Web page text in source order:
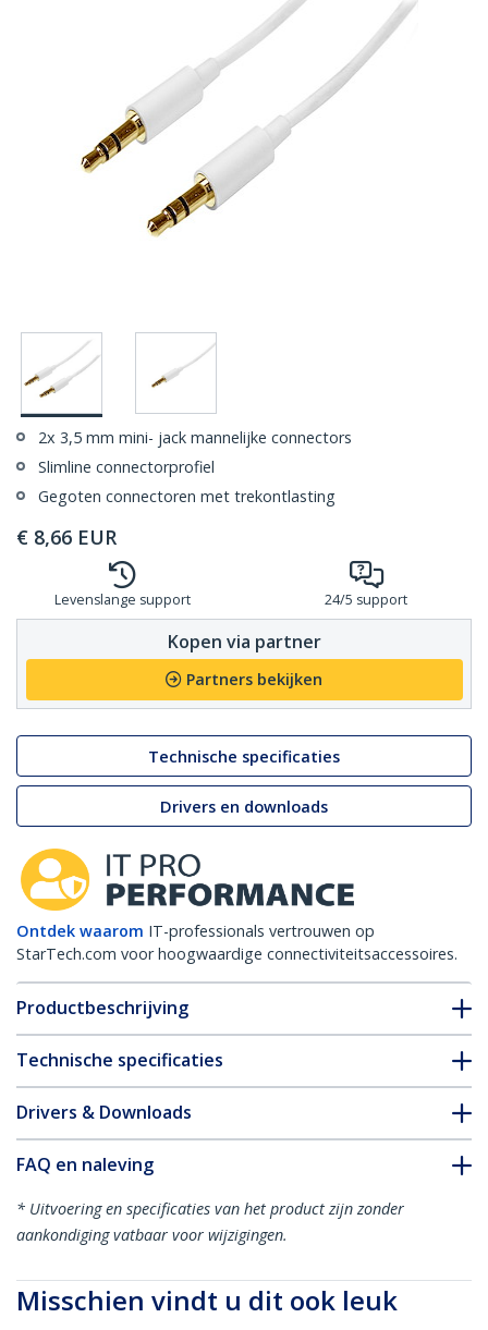
2x 3,5 mm mini- jack mannelijke connectors
Slimline connectorprofiel
Gegoten connectoren met trekontlasting
€ 8,66 EUR
Levenslange support 24/5 support
Kopen via partner
Partners bekijken
Technische specificaties
Drivers en downloads
Ontdek waarom IT-professionals vertrouwen op
StarTech.com voor hoogwaardige connectiviteitsaccessoires.
Productbeschrijving
Technische specificaties
Drivers & Downloads
FAQ en naleving
* Uitvoering en specificaties van het product zijn zonder
aankondiging vatbaar voor wijzigingen.
Misschien vindt u dit ook leuk